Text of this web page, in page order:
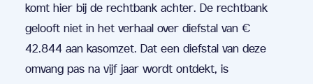
komt hier bij de rechtbank achter. De rechtbank
gelooft niet in het verhaal over diefstal van €
42.844 aan kasomzet. Dat een diefstal van deze
omvang pas na vijf jaar wordt ontdekt, is